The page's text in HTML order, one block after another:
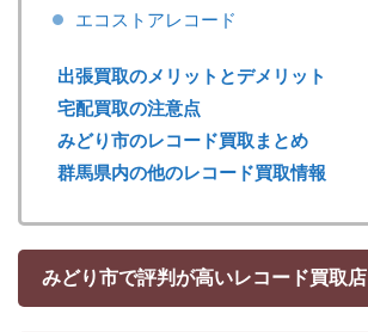
エコストアレコード
出張買取のメリットとデメリット
宅配買取の注意点
みどり市のレコード買取まとめ
群馬県内の他のレコード買取情報
みどり市で評判が高いレコード買取店